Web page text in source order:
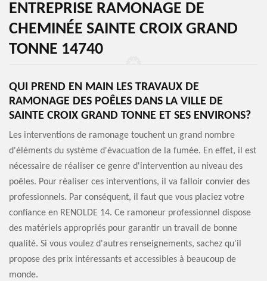
ENTREPRISE RAMONAGE DE
CHEMINÉE SAINTE CROIX GRAND
TONNE 14740
QUI PREND EN MAIN LES TRAVAUX DE
RAMONAGE DES POÊLES DANS LA VILLE DE
SAINTE CROIX GRAND TONNE ET SES ENVIRONS?
Les interventions de ramonage touchent un grand nombre
d'éléments du système d'évacuation de la fumée. En effet, il est
nécessaire de réaliser ce genre d'intervention au niveau des
poêles. Pour réaliser ces interventions, il va falloir convier des
professionnels. Par conséquent, il faut que vous placiez votre
confiance en RENOLDE 14. Ce ramoneur professionnel dispose
des matériels appropriés pour garantir un travail de bonne
qualité. Si vous voulez d'autres renseignements, sachez qu'il
propose des prix intéressants et accessibles à beaucoup de
monde.